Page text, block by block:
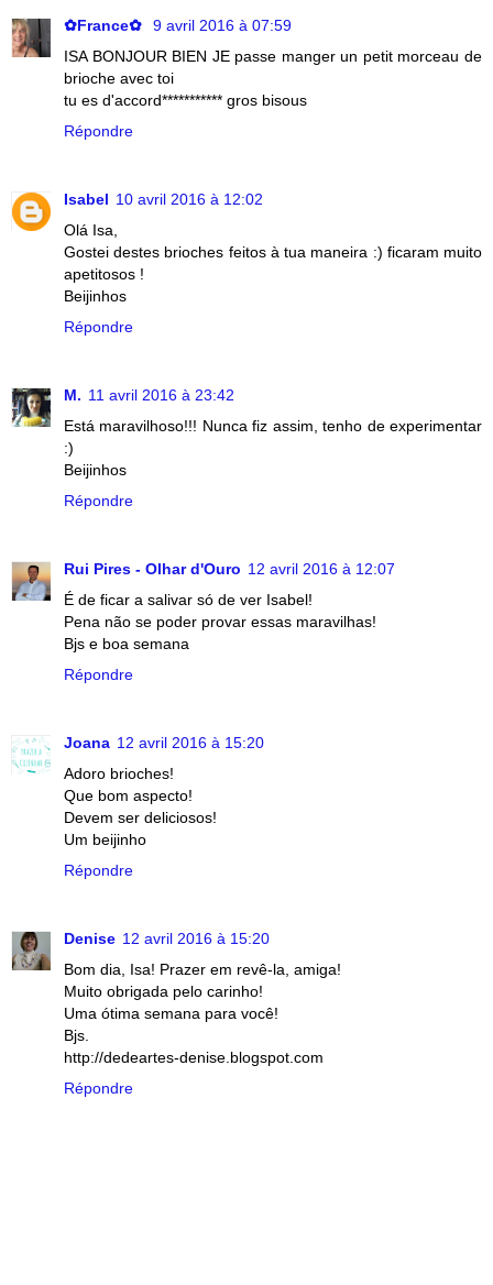
✿France✿
9 avril 2016 à 07:59
ISA BONJOUR BIEN JE passe manger un petit morceau de
brioche avec toi
tu es d'accord*********** gros bisous
Répondre
Isabel 10 avril 2016 à 12:02
Olá Isa,
Gostei destes brioches feitos à tua maneira :) ficaram muito
apetitosos !
Beijinhos
Répondre
M. 11 avril 2016 à 23:42
Está maravilhoso!!! Nunca fiz assim, tenho de experimentar
:)
Beijinhos
Répondre
Rui Pires - Olhar d'Ouro 12 avril 2016 à 12:07
É de ficar a salivar só de ver Isabel!
Pena não se poder provar essas maravilhas!
Bjs e boa semana
Répondre
Joana 12 avril 2016 à 15:20
Adoro brioches!
Que bom aspecto!
Devem ser deliciosos!
Um beijinho
Répondre
Denise 12 avril 2016 à 15:20
Bom dia, Isa! Prazer em revê-la, amiga!
Muito obrigada pelo carinho!
Uma ótima semana para você!
Bjs.
http://dedeartes-denise.blogspot.com
Répondre